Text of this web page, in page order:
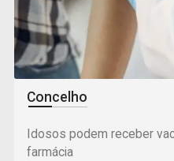
Concelho
Idosos podem receber
farmácia